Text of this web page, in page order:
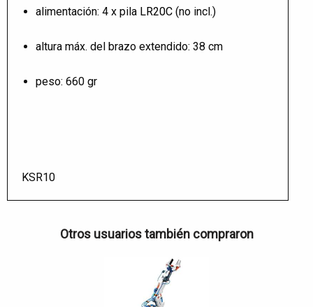
alimentación: 4 x pila LR20C (no incl.)
altura máx. del brazo extendido: 38 cm
peso: 660 gr
KSR10
Otros usuarios también compraron